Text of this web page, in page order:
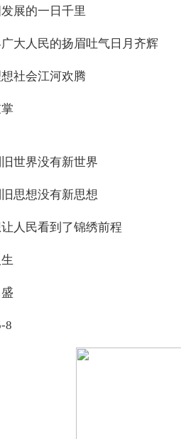
的一日千里
人民的扬眉吐气日月齐辉
会江河欢腾
界没有新世界
想没有新思想
民看到了锦绣前程
8